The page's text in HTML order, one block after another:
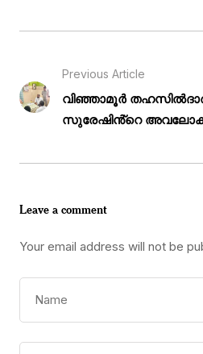
Previous Article
വിഞ്ഞാമൂർ
സുരേഷിൻ്റെ
Leave a comment
Your email address will not be